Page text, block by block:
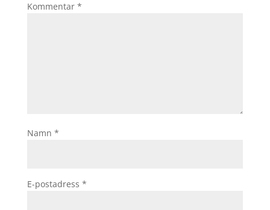
Kommentar *
Namn *
E-postadress *